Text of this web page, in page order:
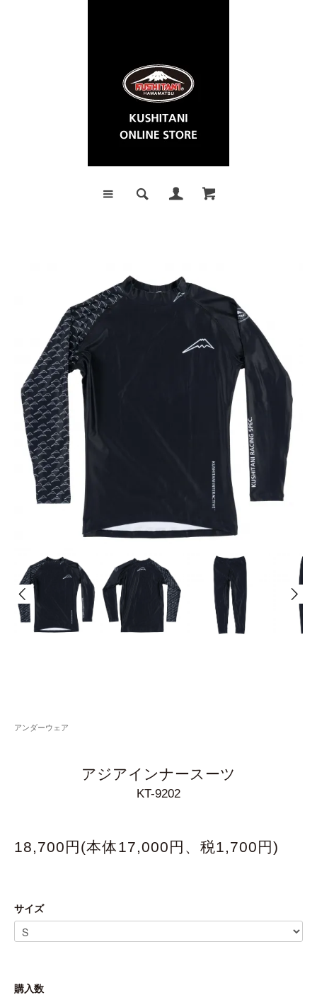
アンダーウェア
アジアインナースーツ
KT-9202
18,700円(本体17,000円、税1,700円)
サイズ
購入数